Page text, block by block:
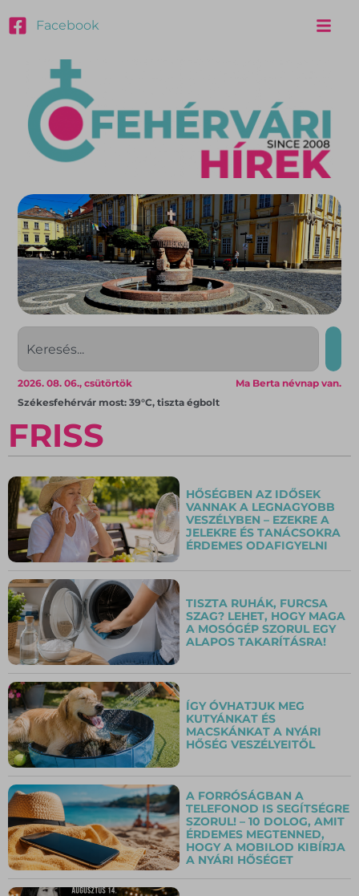
Facebook
Ma Berta névnap van.
2026. 08. 06., csütörtök
Székesfehérvár most: 39°C, tiszta égbolt
FRISS
HŐSÉGBEN AZ IDŐSEK
VANNAK A LEGNAGYOBB
VESZÉLYBEN – EZEKRE A
JELEKRE ÉS TANÁCSOKRA
ÉRDEMES ODAFIGYELNI
TISZTA RUHÁK, FURCSA
SZAG? LEHET, HOGY MAGA
A MOSÓGÉP SZORUL EGY
ALAPOS TAKARÍTÁSRA!
ÍGY ÓVHATJUK MEG
KUTYÁNKAT ÉS
MACSKÁNKAT A NYÁRI
HŐSÉG VESZÉLYEITŐL
A FORRÓSÁGBAN A
TELEFONOD IS SEGÍTSÉGRE
SZORUL! – 10 DOLOG, AMIT
ÉRDEMES MEGTENNED,
HOGY A MOBILOD KIBÍRJA
A NYÁRI HŐSÉGET